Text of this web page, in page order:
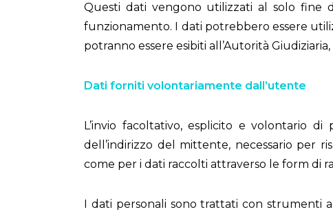
Questi dati vengono utilizzati al solo fine
funzionamento. I dati potrebbero essere
potranno essere esibiti all’Autorità
Dati forniti volontariamente dall’utente
L’invio facoltativo, esplicito e volontario
dell’indirizzo del mittente, necessario per
come per i dati raccolti attraverso le form di
I dati personali sono trattati con strumenti